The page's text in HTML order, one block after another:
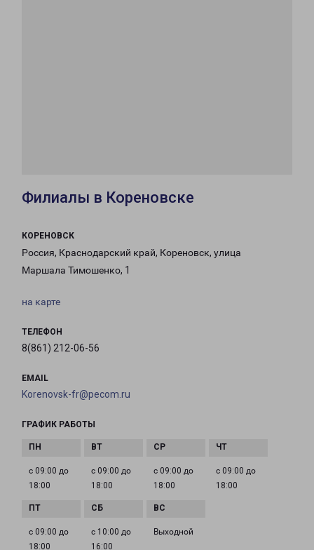
Филиалы в Кореновске
КОРЕНОВСК
Россия, Краснодарский край, Кореновск, улица
Маршала Тимошенко, 1
на карте
ТЕЛЕФОН
8(861) 212-06-56
EMAIL
Korenovsk-fr@pecom.ru
ГРАФИК РАБОТЫ
с 09:00 до
18:00
с 09:00 до
18:00
с 09:00 до
18:00
с 09:00 до
18:00
с 09:00 до
18:00
с 10:00 до
16:00
Выходной